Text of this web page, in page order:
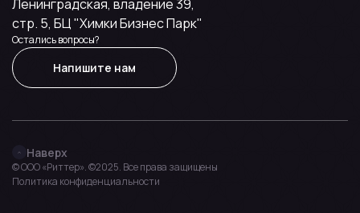
Ленинградская, владение 39,
стр. 5, БЦ "Химки Бизнес Парк"
Остались вопросы?
Напишите нам
© OOO «Риттер». ©2025. Все права защищены
Политика конфиденциальности
Наверх